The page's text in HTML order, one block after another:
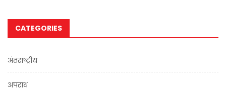
CATEGORIES
अंतराष्ट्रीय
अपराध